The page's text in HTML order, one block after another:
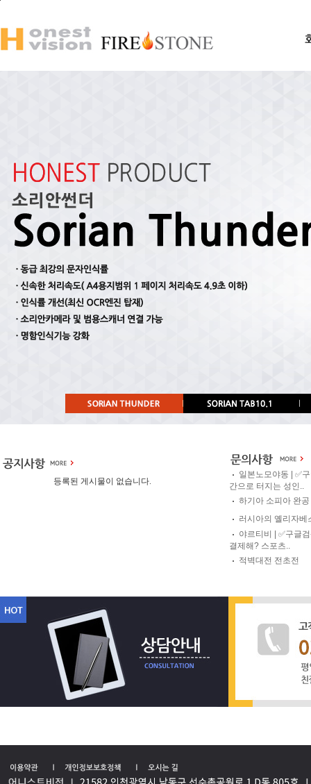
등록된 게시물이 없습니다.
일본노모야동 | ✅
간으로 터지는 성인..
하기아 소피아 완공
러시아의 옐리자베
야르티비 | ✅구글
결제해? 스포츠..
적벽대전 전초전